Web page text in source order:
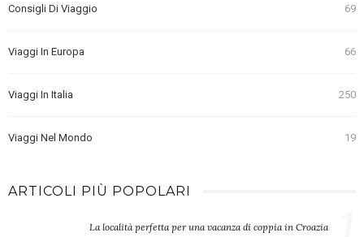
Consigli Di Viaggio 69
Viaggi In Europa 66
Viaggi In Italia 250
Viaggi Nel Mondo 19
ARTICOLI PIÙ POPOLARI
La località perfetta per una vacanza di coppia in Croazia